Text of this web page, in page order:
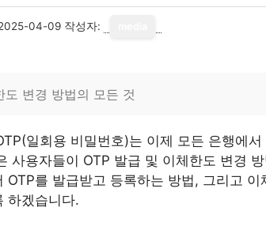
04-09 작성자:
변경 방법의 모든 것
일회용 비밀번호)는 이제 모든 은행에
사용자들이 OTP 발급 및 이체한도 변경
를 발급받고 등록하는 방법, 그리고 이
하겠습니다.